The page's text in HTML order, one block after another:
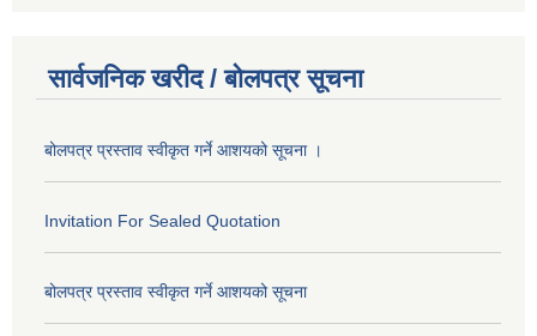
सार्वजनिक खरीद / बोलपत्र सूचना
बोलपत्र प्रस्ताव स्वीकृत गर्ने आशयको सूचना ।
Invitation For Sealed Quotation
बोलपत्र प्रस्ताव स्वीकृत गर्ने आशयको सूचना